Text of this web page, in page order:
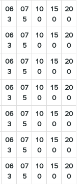
06
3
07
5
10
0
15
0
20
0
06
3
07
5
10
0
15
0
20
0
06
3
07
5
10
0
15
0
20
0
06
3
07
5
10
0
15
0
20
0
06
3
07
5
10
0
15
0
20
0
06
3
07
5
10
0
15
0
20
0
06
3
07
5
10
0
15
0
20
0